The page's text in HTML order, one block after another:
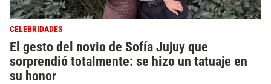
CELEBRIDADES
El gesto del novio de Sofía Jujuy que
sorprendió totalmente: se hizo un tatuaje en
su honor